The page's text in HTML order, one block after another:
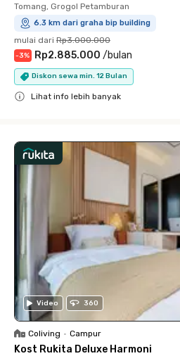
Tomang, Grogol Petamburan
6.3 km dari graha bip building
mulai dari Rp3.000.000
-3% Rp2.885.000 /bulan
Diskon sewa min. 12 Bulan
Lihat info lebih banyak
Video 360
Coliving • Campur
Kost Rukita Deluxe Harmoni